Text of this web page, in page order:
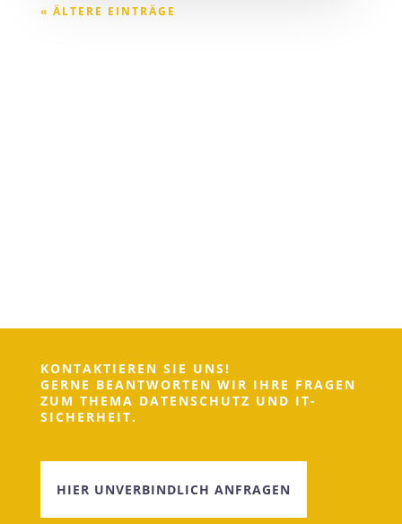
« ÄLTERE EINTRÄGE
KONTAKTIEREN SIE UNS!
GERNE BEANTWORTEN WIR IHRE FRAGEN
ZUM THEMA DATENSCHUTZ UND IT-
SICHERHEIT.
HIER UNVERBINDLICH ANFRAGEN